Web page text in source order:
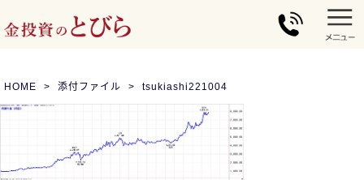
HOME 添付ファイル tsukiashi221004